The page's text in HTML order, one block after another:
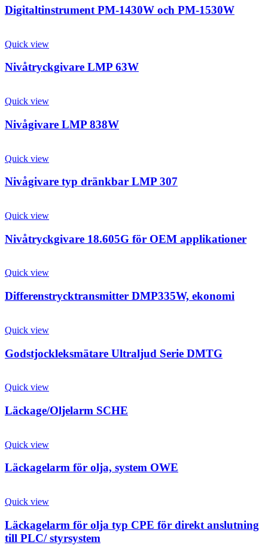
Digitaltinstrument PM-1430W och PM-1530W
Quick view
Nivåtryckgivare LMP 63W
Quick view
Nivågivare LMP 838W
Quick view
Nivågivare typ dränkbar LMP 307
Quick view
Nivåtryckgivare 18.605G för OEM applikationer
Quick view
Differenstrycktransmitter DMP335W, ekonomi
Quick view
Godstjockleksmätare Ultraljud Serie DMTG
Quick view
Läckage/Oljelarm SCHE
Quick view
Läckagelarm för olja, system OWE
Quick view
Läckagelarm för olja typ CPE för direkt anslutning
till PLC/ styrsystem